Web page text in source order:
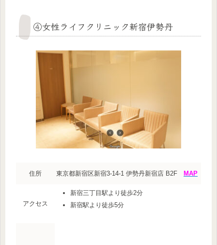
④女性ライフクリニック新宿伊勢丹
住所 東京都新宿区新宿3-14-1 伊勢丹新宿店 B2F MAP
アクセス
新宿三丁目駅より徒歩2分
新宿駅より徒歩5分